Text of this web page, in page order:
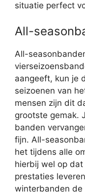
situatie perfect
All-
All-
aangeeft, kun je
seizoenen van
mensen zijn dit
grootste gemak.
banden
fijn. All-
het tijdens alle
hierbij wel op
prestaties
winterbanden de